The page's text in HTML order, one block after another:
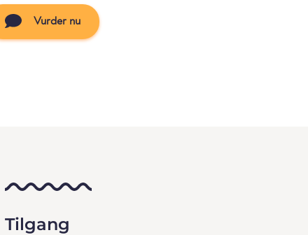
Vurder nu
Tilgang